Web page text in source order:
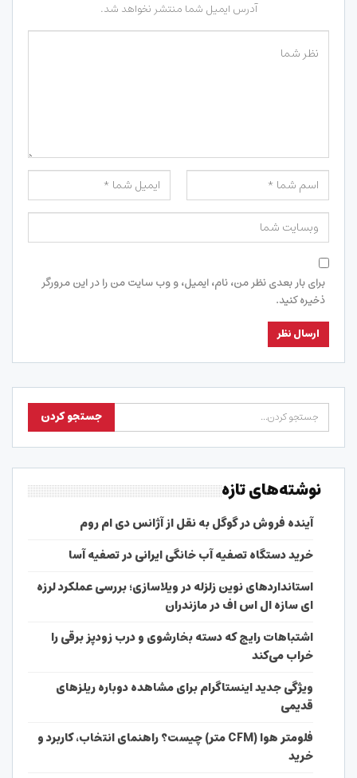
آدرس ایمیل شما منتشر نخواهد شد.
برای بار بعدی نظر من، نام، ایمیل، و وب سایت من را در این مرورگر
ذخیره کنید.
نوشته‌های تازه
آینده فروش در گوگل به نقل از آژانس دی ام روم
خرید دستگاه تصفیه آب خانگی ایرانی در تصفیه آسا
استانداردهای نوین زلزله در ویلاسازی؛ بررسی عملکرد لرزه
ای سازه ال اس اف در مازندران
اشتباهات رایج که دسته بخارشوی و درب زودپز برقی را
خراب می‌کند
ویژگی جدید اینستاگرام برای مشاهده دوباره ریلزهای
قدیمی
فلومتر هوا (CFM متر) چیست؟ راهنمای انتخاب، کاربرد و
خرید